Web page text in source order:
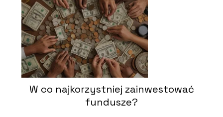
W co najkorzystniej zainwestować
fundusze?